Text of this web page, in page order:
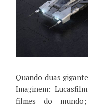
Quando duas
Imaginem:
filmes do